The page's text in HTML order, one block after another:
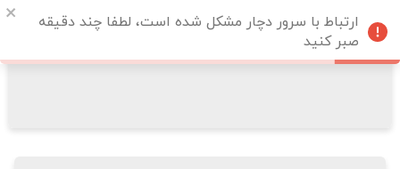
ارتباط با سرور دچار مشکل شده است، لطفا چند دقیقه
صبر کنید